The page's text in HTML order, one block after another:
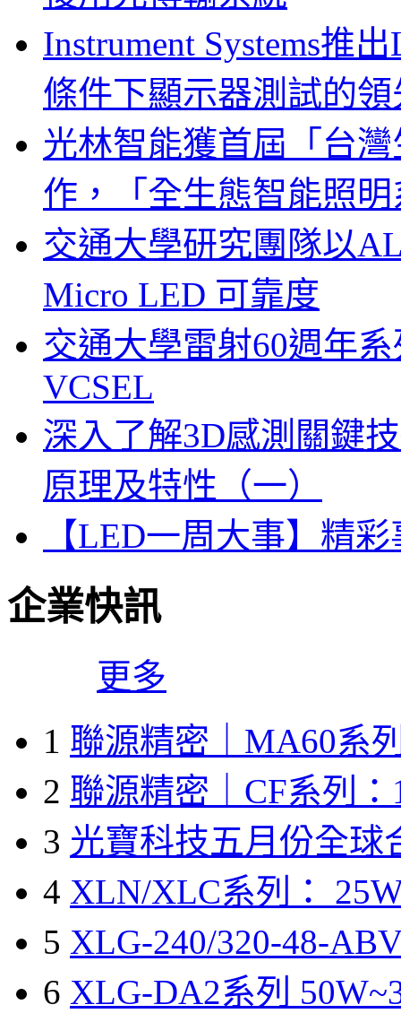
Instrument Systems推
條件下顯示器測試的
光林智能獲首屆「台
作，「全生態智能照
交通大學研究團隊以
Micro LED 可靠度
交通大學雷射60週年
VCSEL
深入了解3D感測關鍵
原理及特性（一）
【LED一周大事】精
企業快訊
更多
1 聯源精密｜MA60系
2 聯源精密｜CF系列：
3 光寶科技五月份全球
4 XLN/XLC系列：
5 XLG-240/320-48-
6 XLG-DA2系列